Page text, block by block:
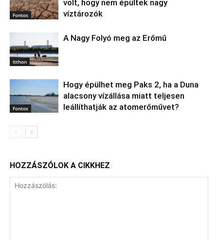
Fontos
volt, hogy nem épültek nagy
víztározók
Itthon
A Nagy Folyó meg az Erőmű
Fontos
Hogy épülhet meg Paks 2, ha a Duna
alacsony vízállása miatt teljesen
leállíthatják az atomerőművet?
HOZZÁSZÓLOK A CIKKHEZ